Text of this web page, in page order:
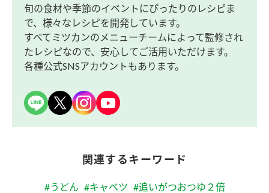
旬の食材や季節のイベントにぴったりのレシピま
で、様々なレシピを開発しています。
すべてミツカンのメニューチームによって監修され
たレシピなので、安心してご活用いただけます。
各種公式SNSアカウントもあります。
関連するキーワード
#うどん #キャベツ #追いがつおつゆ２倍